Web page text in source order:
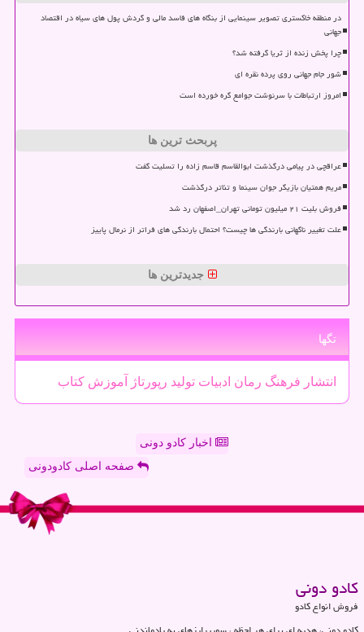
در منطقه خاکستری تصویر سینمایی از بنگاه های فاسد مالی و گردش پول های سیاه در اقتصاد
جهانی
چرا پخش زنده از ثریا گرفته شد؟
شور جام جهانی روی پرده نقره ای
امروز ارتباطات با سرنوشت جوامع گره خورده است
پربحث ترین ها
عراقچی در پیامی درگذشت ابوالقاسم قاسم زاده را تسلیت گفت
مریم همتیان بازیگر جوان سینما و تئاتر درگذشت
فروش بلیت ۲۱ میلیون تومانی تهران_اصفهان رد شد
علت تغییر ناگهانی بارندگی ها چیست؟ احتمال بارندگی های فراتر از نرمال پاییز
جدیدترین ها
تگها
انتشار فرهنگ رمان ادبیات تولید رپورتاژ آموزش كتاب
اخبار کادو دونی
صفحه اصلی کادودونی
كادو دونی
فروش انواع کادو